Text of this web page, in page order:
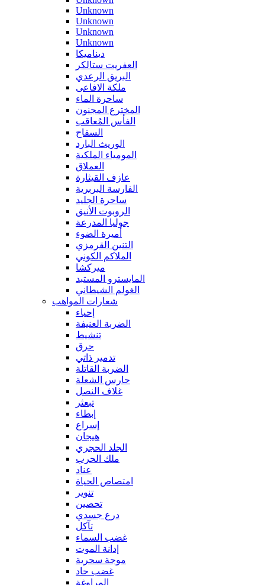
Unknown
Unknown
Unknown
Unknown
ديناميكا
العفريت ستالكر
البريق الرعدي
ملكة الافاعى
ساحرة الماء
المخترع المجنون
الفأس المُعاقب
السفاح
الوريث البارد
المومياء الملكية
العملاق
عازف القيثارة
الفارسة البربرية
ساحرة الجليد
الروبوت الأنيق
جوليا المدرعة
أميرة الضوء
التنين القرمزي
الملاكم الكوني
ميركشا
المايسترو المستبد
الغولم الشيطاني
شعارات المواهب
إحياء
الضربة العنيفة
تنشيط
حرق
تدمير ذاتي
الضربة القاتلة
حارس الشعلة
غلاف النصل
تبعثر
إبطاء
إسراع
هيجان
الجلد الحجري
ملك الحرب
عناد
امتصاص الحياة
تنوير
تحصين
درع جسدي
تآكل
غضب السماء
إدانة الموت
موجة سحرية
غضب حاد
المراوغة